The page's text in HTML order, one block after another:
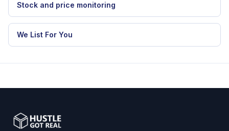
Stock and price monitoring
We List For You